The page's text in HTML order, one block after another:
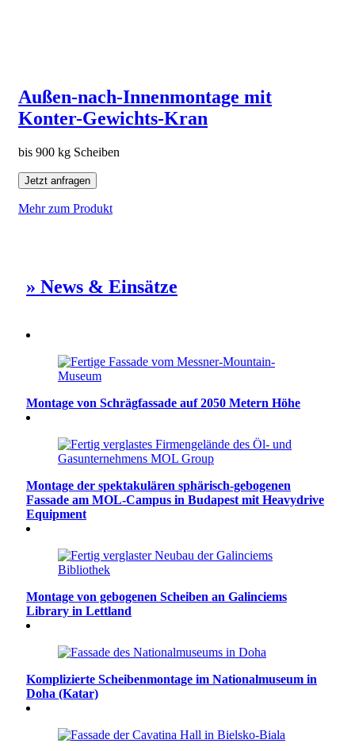
Außen-nach-Innenmontage mit
Konter-Gewichts-Kran
bis 900 kg Scheiben
Jetzt anfragen
Mehr zum Produkt
» News & Einsätze
Montage von Schrägfassade auf 2050 Metern Höhe
Montage der spektakulären sphärisch-gebogenen
Fassade am MOL-Campus in Budapest mit Heavydrive
Equipment
Montage von gebogenen Scheiben an Galinciems
Library in Lettland
Komplizierte Scheibenmontage im Nationalmuseum in
Doha (Katar)